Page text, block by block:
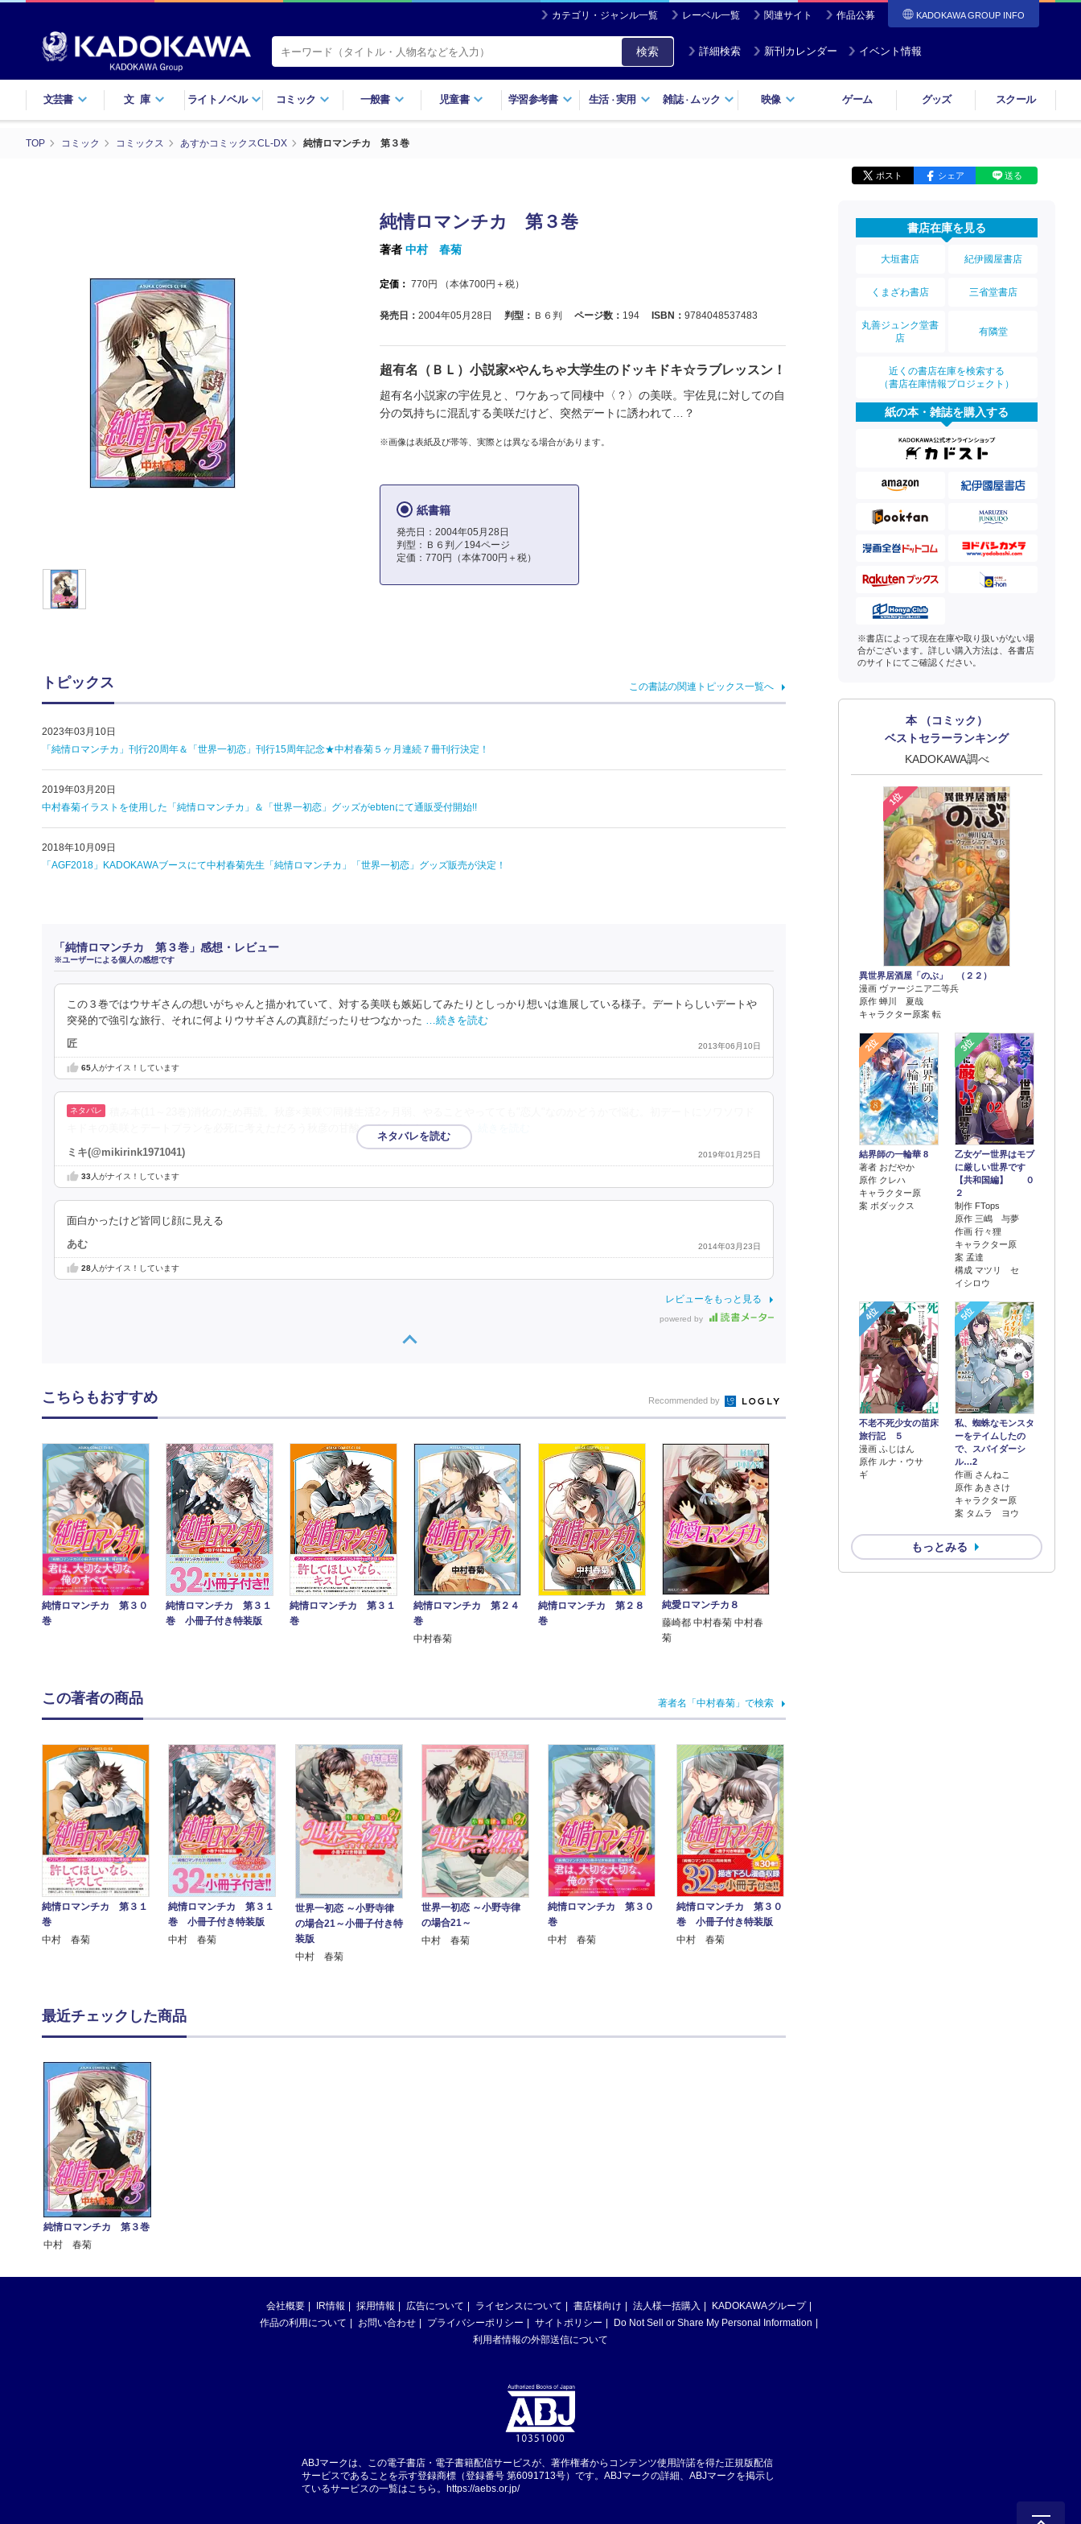
カテゴリ・ジャンル一覧 レーベル一覧 関連サイト 作品公募 KADOKAWA GROUP INFO
検索 詳細検索 新刊カレンダー イベント情報
文芸書 文庫 ライトノベル コミック 一般書 児童書 学習参考書 生活・実用 雑誌・ ムック 映像 ゲーム グッズ スクール
TOP コミック コミックス あすかコミックスCL-DX 純情ロマンチカ 第３巻
ポスト シェア 送る
純情ロマンチカ 第３巻
著者 中村 春菊
定価： 770円 （本体700円＋税）
発売日： 2004年05月28日 判型： Ｂ６判 ページ数： 194 ISBN： 9784048537483
超有名（ＢＬ）小説家×やんちゃ大学生のドッキドキ☆ラブレッスン！
超有名小説家の宇佐見と、ワケあって同棲中〈？〉の美咲。宇佐見に対しての自
分の気持ちに混乱する美咲だけど、突然デートに誘われて…？
※画像は表紙及び帯等、実際とは異なる場合があります。
紙書籍
発売日：2004年05月28日
判型：Ｂ６判／194ページ
定価：770円（本体700円＋税）
トピックス この書誌の関連トピックス一覧へ
2023年03月10日
「純情ロマンチカ」刊行20周年＆「世界一初恋」刊行15周年記念★中村春菊５ヶ月連続７冊刊行決定！
2019年03月20日
中村春菊イラストを使用した「純情ロマンチカ」＆「世界一初恋」グッズがebtenにて通販受付開始!!
2018年10月09日
「AGF2018」KADOKAWAブースにて中村春菊先生「純情ロマンチカ」「世界一初恋」グッズ販売が決定！
「純情ロマンチカ 第３巻」感想・レビュー
※ユーザーによる個人の感想です
この３巻ではウサギさんの想いがちゃんと描かれていて、対する美咲も嫉妬してみたりとしっかり想いは進展している様子。デートらしいデートや
突発的で強引な旅行、それに何よりウサギさんの真顔だったりせつなかった
…続きを読む
匠 2013年06月10日
65人がナイス！しています
キドキの美咲とデートプランを必死に考えただろう秋彦の甘酸っぱさがたまりません …続きを読む
ミキ(@mikirink1971041) 2019年01月25日
33人がナイス！しています
面白かったけど皆同じ顔に見える
あむ 2014年03月23日
28人がナイス！しています
レビューをもっと見る
powered by
書店在庫を見る
大垣書店 紀伊國屋書店
くまざわ書店 三省堂書店
丸善ジュンク堂書
店
有隣堂
近くの書店在庫を検索する
（書店在庫情報プロジェクト）
紙の本・雑誌を購入する
※書店によって現在在庫や取り扱いがない場
合がございます。詳しい購入方法は、各書店
のサイトにてご確認ください。
本 （コミック）
ベストセラーランキング
KADOKAWA調べ
1位
異世界居酒屋「のぶ」 （２２）
漫画 ヴァージニア二等兵
原作 蝉川 夏哉
キャラクター原案 転
2位
結界師の一輪華 8
著者 おだやか
原作 クレハ
キャラクター原
案 ボダックス
3位
乙女ゲー世界はモブ
に厳しい世界です
【共和国編】 ０
２
制作 FTops
原作 三嶋 与夢
作画 行々狸
キャラクター原
案 孟達
構成 マツリ セ
イシロウ
4位
不老不死少女の苗床
旅行記 ５
漫画 ふじはん
原作 ルナ・ウサ
ギ
5位
私、蜘蛛なモンスタ
ーをテイムしたの
で、スパイダーシ
ル…2
作画 さんねこ
原作 あきさけ
キャラクター原
案 タムラ ヨウ
もっとみる
こちらもおすすめ Recommended by
純情ロマンチカ 第３０
巻
純情ロマンチカ 第３１
巻 小冊子付き特装版
純情ロマンチカ 第３１
巻
純情ロマンチカ 第２４
巻
中村春菊
純情ロマンチカ 第２８
巻
純愛ロマンチカ８
藤崎都 中村春菊 中村春
菊
この著者の商品 著者名「中村春菊」で検索
純情ロマンチカ 第３１
巻
中村 春菊
純情ロマンチカ 第３１
巻 小冊子付き特装版
中村 春菊
世界一初恋 ～小野寺律
の場合21～小冊子付き特
装版
中村 春菊
世界一初恋 ～小野寺律
の場合21～
中村 春菊
純情ロマンチカ 第３０
巻
中村 春菊
純情ロマンチカ 第３０
巻 小冊子付き特装版
中村 春菊
最近チェックした商品
純情ロマンチカ 第３巻
中村 春菊
会社概要 IR情報 採用情報 広告について ライセンスについて 書店様向け 法人様一括購入
KADOKAWAグループ
作品の利用について
お問い合わせ プライバシーポリシー サイトポリシー
Do Not Sell or Share My Personal Information
利用者情報の外部送信について
ABJマークは、この電子書店・電子書籍配信サービスが、著作権者からコンテンツ使用許諾を得た正規版配信
サービスであることを示す登録商標（登録番号 第6091713号）です。ABJマークの詳細、ABJマークを掲示し
ているサービスの一覧はこちら。 https://aebs.or.jp/